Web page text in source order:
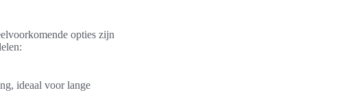
opties zijn
ideaal voor lange